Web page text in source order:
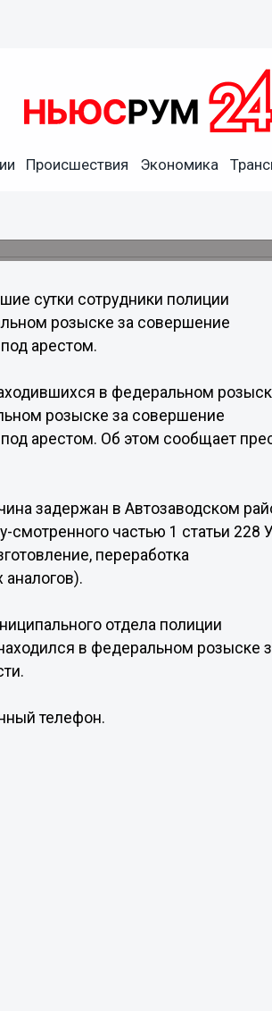
Происшествия Экономика
задержали
сутки сотрудники полиции
розыске за совершение
арестом.
в федеральном
розыске за совершение
арестом. Об этом сообщает
задержан в Автозаводском
смотренного частью 1 статьи 228
переработка
отдела полиции
в федеральном розыске
телефон.